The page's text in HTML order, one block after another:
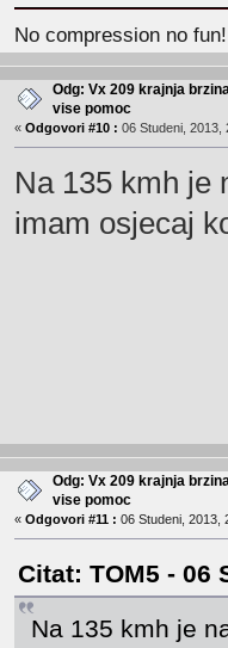
No compression no fun!
Odg: Vx 209 krajnja
vise pomoc
« Odgovori #10 : 06 Studeni, 2013,
Na 135 kmh je
imam osjecaj
Odg: Vx 209 krajnja
vise pomoc
« Odgovori #11 : 06 Studeni, 2013,
Citat: TOM5 - 06
Na 135 kmh je